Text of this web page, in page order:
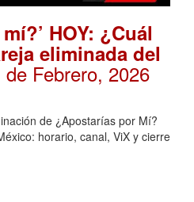
HOY: ¿Cuál
eliminada del
de Febrero, 2026
de ¿Apostarías por Mí?
horario, canal, ViX y cierre